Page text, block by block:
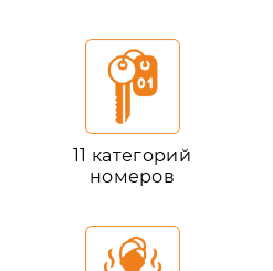
11 категорий
номеров